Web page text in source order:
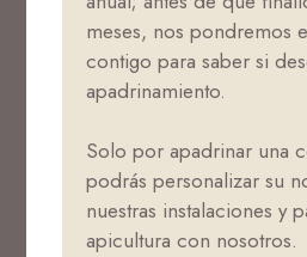
meses, nos pondremos
contigo para saber si
apadrinamiento.
Solo por apadrinar una
podrás personalizar su
nuestras instalaciones y
apicultura con nosotros.